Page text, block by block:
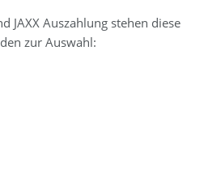
JAXX Auszahlung stehen diese
zur Auswahl: